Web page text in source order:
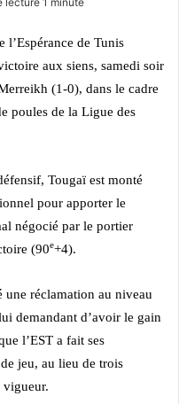
l’Espérance de Tunis
aux siens, samedi soir
(1-0), dans le cadre
poules de la Ligue des
Tougaï est monté
pour apporter le
négocié par le portier
(90e+4).
une réclamation au niveau
demandant d’avoir le gain
l’EST a fait ses
jeu, au lieu de trois
vigueur.